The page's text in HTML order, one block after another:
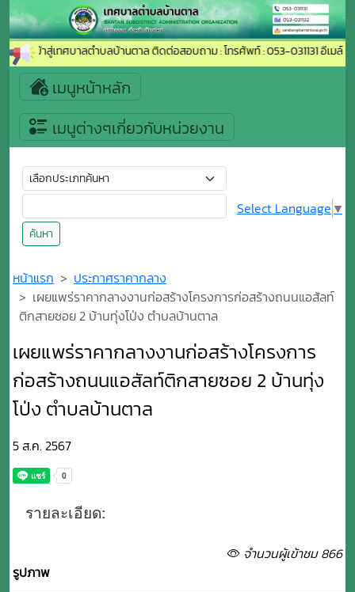
รับเข้าสู่เทศบาลตำบลบ้านตาล ติดต่อสอบถาม : โทรศัพท์ : 053-031131 อีเมล์ :
เมนูหน้าหลัก
เมนูต่างๆเกี่ยวกับหน่วยงาน
ค้นหา
Select Language ▼
หน้าแรก
ประกาศราคากลาง
เผยแพร่ราคากลางงานก่อสร้างโครงการก่อสร้างถนนแอสัลท์
ติกสายซอย 2 บ้านทุ่งโป่ง ตำบลบ้านตาล
เผยแพร่ราคากลางงานก่อสร้างโครงการ
ก่อสร้างถนนแอสัลท์ติกสายซอย 2 บ้านทุ่ง
โป่ง ตำบลบ้านตาล
5 ส.ค. 2567
รายละเอียด:
จำนวนผู้เข้าชม 866
รูปภาพ